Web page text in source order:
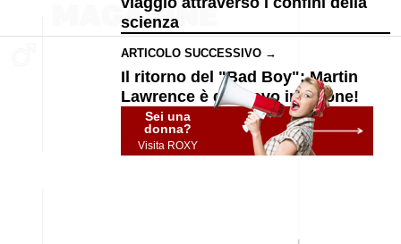
scienza
ARTICOLO SUCCESSIVO →
Il ritorno del "Bad Boy": Martin
Lawrence è di nuovo in azione!
Sei una
donna?
Visita ROXY